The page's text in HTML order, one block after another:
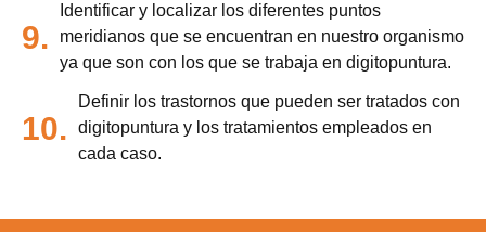
9.
Identificar y localizar los diferentes puntos
meridianos que se encuentran en nuestro organismo
ya que son con los que se trabaja en digitopuntura.
10.
Definir los trastornos que pueden ser tratados con
digitopuntura y los tratamientos empleados en
cada caso.